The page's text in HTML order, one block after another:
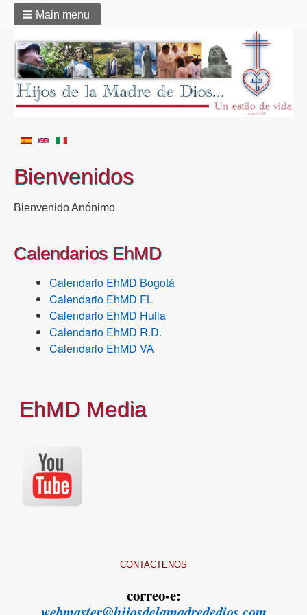
Main menu
Bienvenidos
Bienvenido Anónimo
Calendarios EhMD
Calendario EhMD Bogotá
Calendario EhMD FL
Calendario EhMD Huila
Calendario EhMD R.D.
Calendario EhMD VA
EhMD Media
CONTACTENOS
correo-e: